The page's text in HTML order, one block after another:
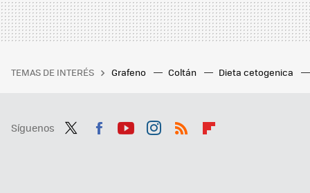
TEMAS DE INTERÉS Grafeno Coltán Dieta cetogenica
Síguenos